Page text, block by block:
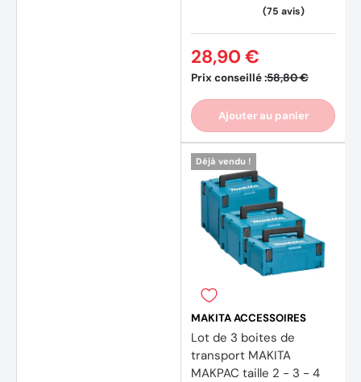
Prix conseillé :58,80 €
28,90 €
Ajouter au panier
Déjà vendu !
MAKITA ACCESSOIRES
Lot de 3 boites de
transport MAKITA
MAKPAC taille 2 - 3 - 4